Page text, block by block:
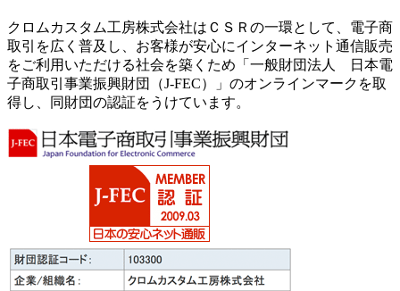
クロムカスタム工房株式会社はＣＳＲの一環として、電子商
取引を広く普及し、お客様が安心にインターネット通信販売
をご利用いただける社会を築くため「一般財団法人 日本電
子商取引事業振興財団（J-FEC）」のオンラインマークを取
得し、同財団の認証をうけています。